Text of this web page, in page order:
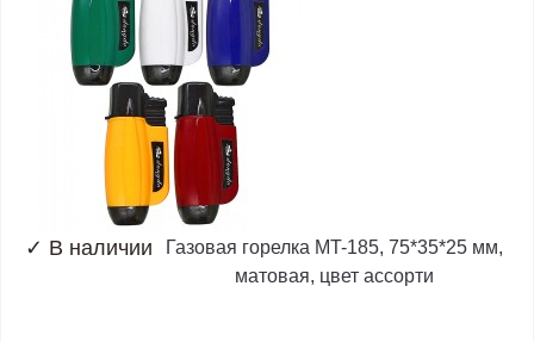
✓ В наличии
Газовая горелка MT-185, 75*35*25 мм,
матовая, цвет ассорти